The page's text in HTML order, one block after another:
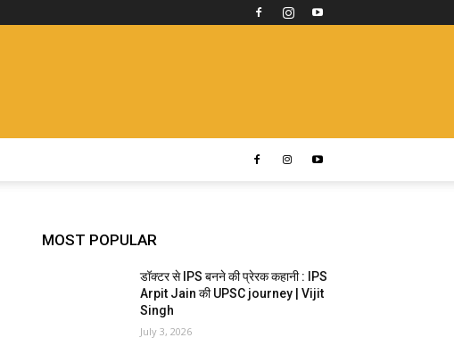
MOST POPULAR
डॉक्टर से IPS बनने की प्रेरक कहानी : IPS
Arpit Jain की UPSC journey | Vijit
Singh
July 3, 2026